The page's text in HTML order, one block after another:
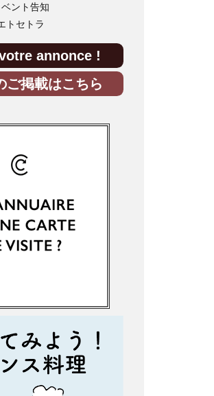
ベント告知
トセトラ
annonce !
ご掲載はこちら